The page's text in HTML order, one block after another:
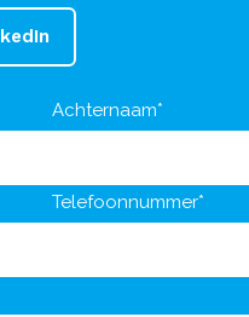
Achternaam*
Telefoonnummer*